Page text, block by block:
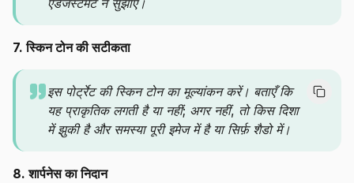
एडजस्टमेंट न सुझाएँ।
7. स्किन टोन की सटीकता
इस पोर्ट्रेट की स्किन टोन का मूल्यांकन करें। बताएँ कि
यह प्राकृतिक लगती है या नहीं; अगर नहीं, तो किस दिशा
में झुकी है और समस्या पूरी इमेज में है या सिर्फ़ शैडो में।
8. शार्पनेस का निदान